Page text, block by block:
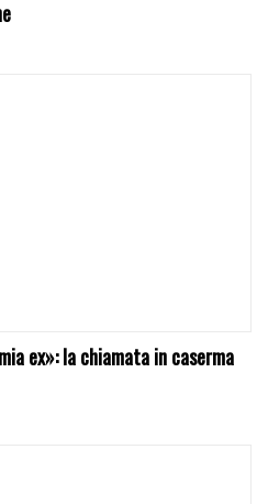
ex»: la chiamata in caserma